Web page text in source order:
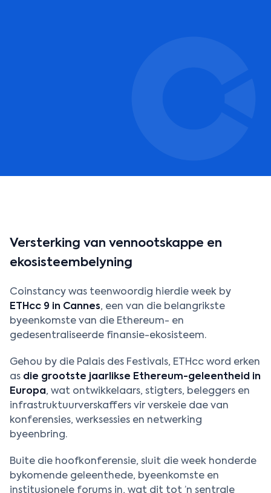
Versterking van vennootskappe en
ekosisteembelyning
Coinstancy was teenwoordig hierdie week by
ETHcc 9 in Cannes, een van die belangrikste
byeenkomste van die Ethereum- en
gedesentraliseerde finansie-ekosisteem.
Gehou by die Palais des Festivals, ETHcc word erken
as die grootste jaarlikse Ethereum-geleentheid in
Europa, wat ontwikkelaars, stigters, beleggers en
infrastruktuurverskaffers vir verskeie dae van
konferensies, werksessies en netwerking
byeenbring.
Buite die hoofkonferensie, sluit die week honderde
bykomende geleenthede, byeenkomste en
institusionele forums in, wat dit tot ’n sentrale